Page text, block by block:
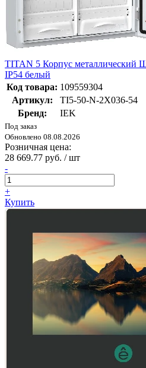
TITAN 5 Корпус металлический
IP54 белый
Код товара: 109559304
Артикул:
TI5-50-N-2X036-54
Бренд:
IEK
Под заказ
Обновлено 08.08.2026
Розничная цена:
28 669.77 руб. / шт
-
+
Купить